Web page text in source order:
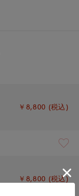
￥8,800 (税込)
￥8,800 (税込)